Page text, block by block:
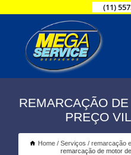
(11)
REMARCAÇÃO
PREÇO
Home Serviços remarcação
remarcação de motor